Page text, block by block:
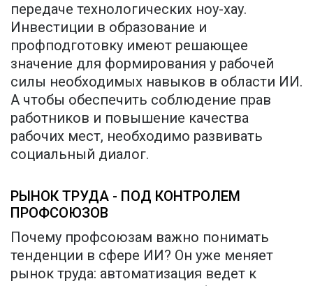
передаче технологических ноу-хау.
Инвестиции в образование и
профподготовку имеют решающее
значение для формирования у рабочей
силы необходимых навыков в области ИИ.
А чтобы обеспечить соблюдение прав
работников и повышение качества
рабочих мест, необходимо развивать
социальный диалог.
РЫНОК ТРУДА - ПОД КОНТРОЛЕМ
ПРОФСОЮЗОВ
Почему профсоюзам важно понимать
тенденции в сфере ИИ? Он уже меняет
рынок труда: автоматизация ведет к